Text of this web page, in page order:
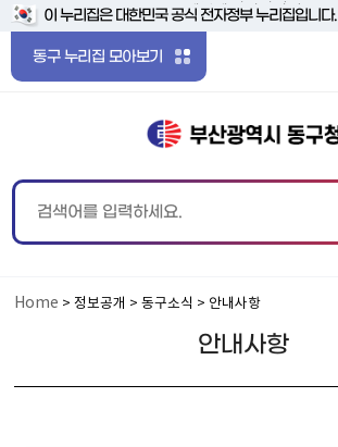
본문 바로가기
메인메뉴 바로가기
이 누리집은 대한민국 공식 전자정부 누리집입니다.
동구 누리집 모아보기
Home > 정보공개 > 동구소식 > 안내사항
안내사항